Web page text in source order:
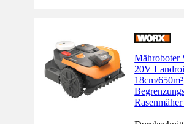
Mähroboter
20V
18cm/